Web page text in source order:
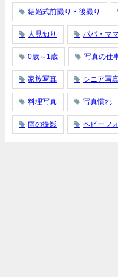
結婚式前撮り・後撮り
人見知り パパ・マ
0歳～1歳 写真の仕
家族写真 シニア写
料理写真 写真慣れ
雨の撮影 ベビーフ